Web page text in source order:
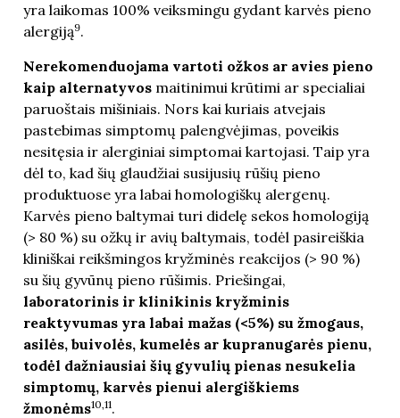
yra laikomas 100% veiksmingu gydant karvės pieno
alergiją9.
Nerekomenduojama vartoti ožkos ar avies pieno
kaip alternatyvos maitinimui krūtimi ar specialiai
paruoštais mišiniais. Nors kai kuriais atvejais
pastebimas simptomų palengvėjimas, poveikis
nesitęsia ir alerginiai simptomai kartojasi. Taip yra
dėl to, kad šių glaudžiai susijusių rūšių pieno
produktuose yra labai homologiškų alergenų.
Karvės pieno baltymai turi didelę sekos homologiją
(> 80 %) su ožkų ir avių baltymais, todėl pasireiškia
kliniškai reikšmingos kryžminės reakcijos (> 90 %)
su šių gyvūnų pieno rūšimis. Priešingai,
laboratorinis ir klinikinis kryžminis
reaktyvumas yra labai mažas (<5%) su žmogaus,
asilės, buivolės, kumelės ar kupranugarės pienu,
todėl dažniausiai šių gyvulių pienas nesukelia
simptomų, karvės pienui alergiškiems
žmonėms10,11.